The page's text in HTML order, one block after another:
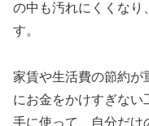
の中も汚れにくくなり
す。
家賃や生活費の節約が
にお金をかけすぎない
手に使って、自分だけ